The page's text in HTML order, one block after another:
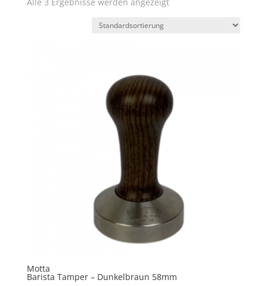
Motta
Barista Tamper – Dunkelbraun 58mm